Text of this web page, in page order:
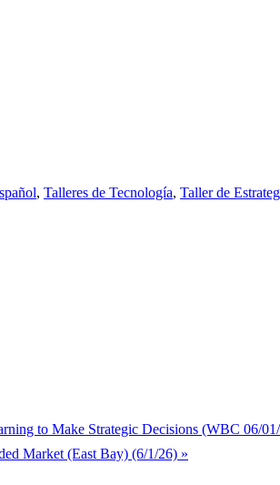
, Talleres de Tecnología, Taller de
to Make Strategic Decisions (WBC 06/
Market (East Bay) (6/1/26) »